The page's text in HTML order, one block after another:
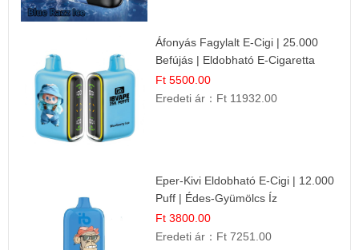
Áfonyás Fagylalt E-Cigi | 25.000
Befújás | Eldobható E-Cigaretta
Ft 5500.00
Eredeti ár： Ft 11932.00
Eper-Kivi Eldobható E-Cigi | 12.000
Puff | Édes-Gyümölcs Íz
Ft 3800.00
Eredeti ár： Ft 7251.00